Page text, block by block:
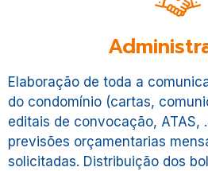
Elaboração de toda a
do condomínio (cartas,
editais de convocação, ATAS,
previsões orçamentarias
solicitadas. Distribuição dos